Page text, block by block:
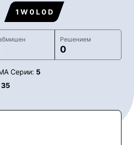
1 W 0 L 0 D
Решением
0
Серии: 5
35